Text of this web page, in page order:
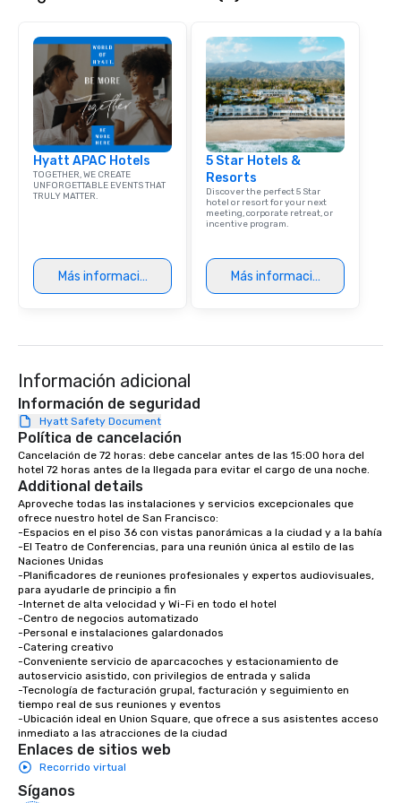
team building. All-Inclusive Group
Dining When meeting
corporate group
Smacking Foodie
group is assured a
experience with three
signature dishes at
person with tax and
included. The only
provides guests a
at various stops. Build Your Network
a typical sit-down
with different people
down at each venue
traverse along the
ways to network, but
Lip Smacking Foodie
choice for any
Stress-Free Booking
enjoy the company of
Hyatt APAC Hotels
TOGETHER, WE CREATE
UNFORGETTABLE EVENTS THAT
TRULY MATTER.
Más información
5 Star Hotels &
Resorts
Discover the perfect 5 Star
hotel or resort for your next
meeting, corporate retreat, or
incentive program.
Más información
Información adicional
Información de seguridad
Hyatt Safety Document
Política de cancelación
Cancelación de 72 horas: debe cancelar antes de las 15:00 hora del
hotel 72 horas antes de la llegada para evitar el cargo de una noche.
Additional details
Aproveche todas las instalaciones y servicios excepcionales que
ofrece nuestro hotel de San Francisco:
-Espacios en el piso 36 con vistas panorámicas a la ciudad y a la bahía
-El Teatro de Conferencias, para una reunión única al estilo de las
Naciones Unidas
-Planificadores de reuniones profesionales y expertos audiovisuales,
para ayudarle de principio a fin
-Internet de alta velocidad y Wi-Fi en todo el hotel
-Centro de negocios automatizado
-Personal e instalaciones galardonados
-Catering creativo
-Conveniente servicio de aparcacoches y estacionamiento de
autoservicio asistido, con privilegios de entrada y salida
-Tecnología de facturación grupal, facturación y seguimiento en
tiempo real de sus reuniones y eventos
-Ubicación ideal en Union Square, que ofrece a sus asistentes acceso
inmediato a las atracciones de la ciudad
Enlaces de sitios web
Recorrido virtual
Síganos